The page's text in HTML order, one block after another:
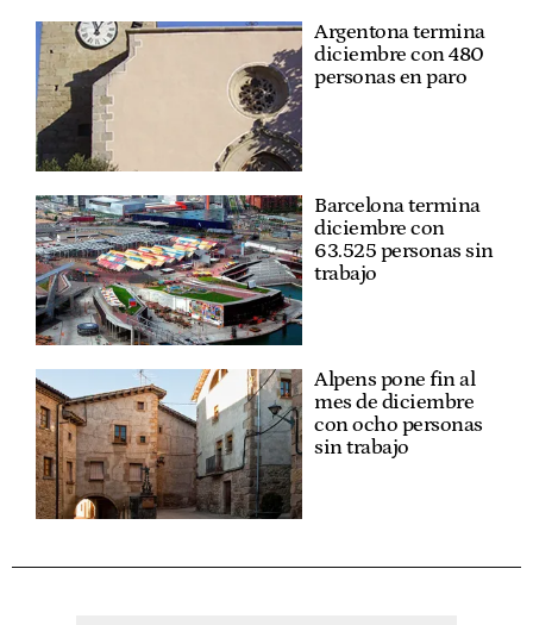
Argentona termina
diciembre con 480
personas en paro
Barcelona termina
diciembre con
63.525 personas sin
trabajo
Alpens pone fin al
mes de diciembre
con ocho personas
sin trabajo